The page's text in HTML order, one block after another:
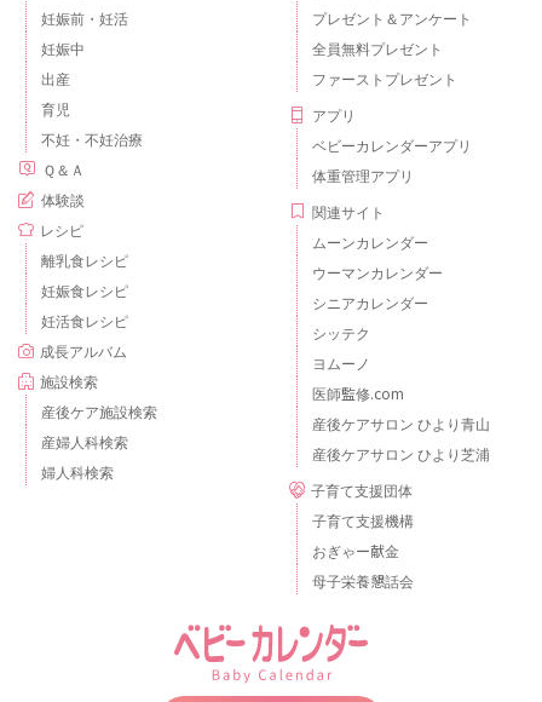
妊娠前・妊活
妊娠中
出産
育児
不妊・不妊治療
Ｑ＆Ａ
体験談
レシピ
離乳食レシピ
妊娠食レシピ
妊活食レシピ
成長アルバム
施設検索
産後ケア施設検索
産婦人科検索
婦人科検索
プレゼント＆アンケート
全員無料プレゼント
ファーストプレゼント
アプリ
ベビーカレンダーアプリ
体重管理アプリ
関連サイト
ムーンカレンダー
ウーマンカレンダー
シニアカレンダー
シッテク
ヨムーノ
医師監修.com
産後ケアサロン ひより青山
産後ケアサロン ひより芝浦
子育て支援団体
子育て支援機構
おぎゃー献金
母子栄養懇話会